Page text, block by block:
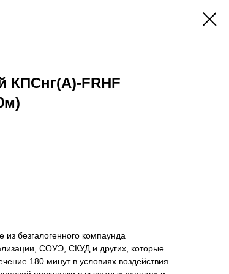
КПСнг(А)-FRHF
из безгалогенного компаунда
СОУЭ, СКУД и других, которые
180 минут в условиях воздействия